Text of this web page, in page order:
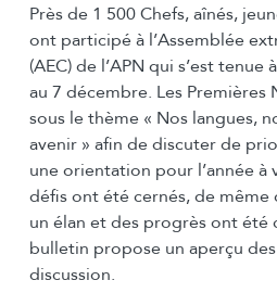
Près de 1 500 Chefs, aînés,
ont participé à l’Assemblée
(AEC) de l’APN qui s’est
au 7 décembre. Les Premières
sous le thème « Nos langues,
avenir » afin de discuter de
une orientation pour l’année à
défis ont été cernés, de même
un élan et des progrès ont été
bulletin propose un aperçu
discussion.